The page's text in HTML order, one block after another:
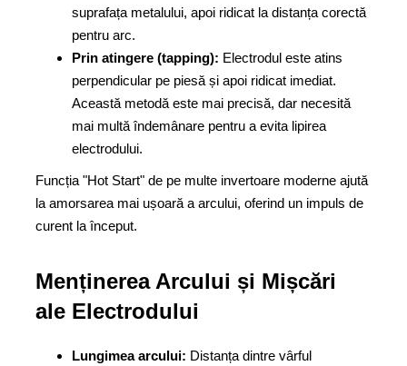
suprafața metalului, apoi ridicat la distanța corectă
pentru arc.
Prin atingere (tapping): Electrodul este atins
perpendicular pe piesă și apoi ridicat imediat.
Această metodă este mai precisă, dar necesită
mai multă îndemânare pentru a evita lipirea
electrodului.
Funcția "Hot Start" de pe multe invertoare moderne ajută
la amorsarea mai ușoară a arcului, oferind un impuls de
curent la început.
Menținerea Arcului și Mișcări
ale Electrodului
Lungimea arcului: Distanța dintre vârful